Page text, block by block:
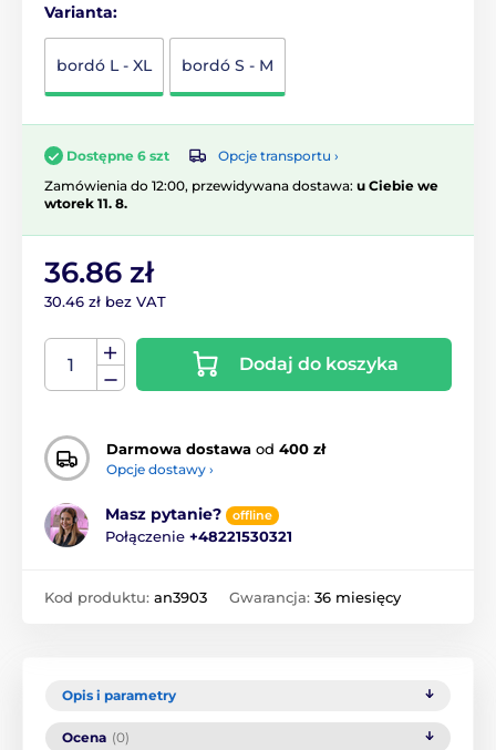
Varianta:
bordó L - XL bordó S - M
Dostępne 6 szt
Opcje transportu ›
Zamówienia do 12:00, przewidywana dostawa: u Ciebie we
wtorek 11. 8.
36.86 zł
30.46 zł bez VAT
Dodaj do koszyka
Darmowa dostawa od 400 zł
Opcje dostawy ›
Masz pytanie? offline
Połączenie +48221530321
Kod produktu: an3903 Gwarancja: 36 miesięcy
Opis i parametry
Ocena (0)